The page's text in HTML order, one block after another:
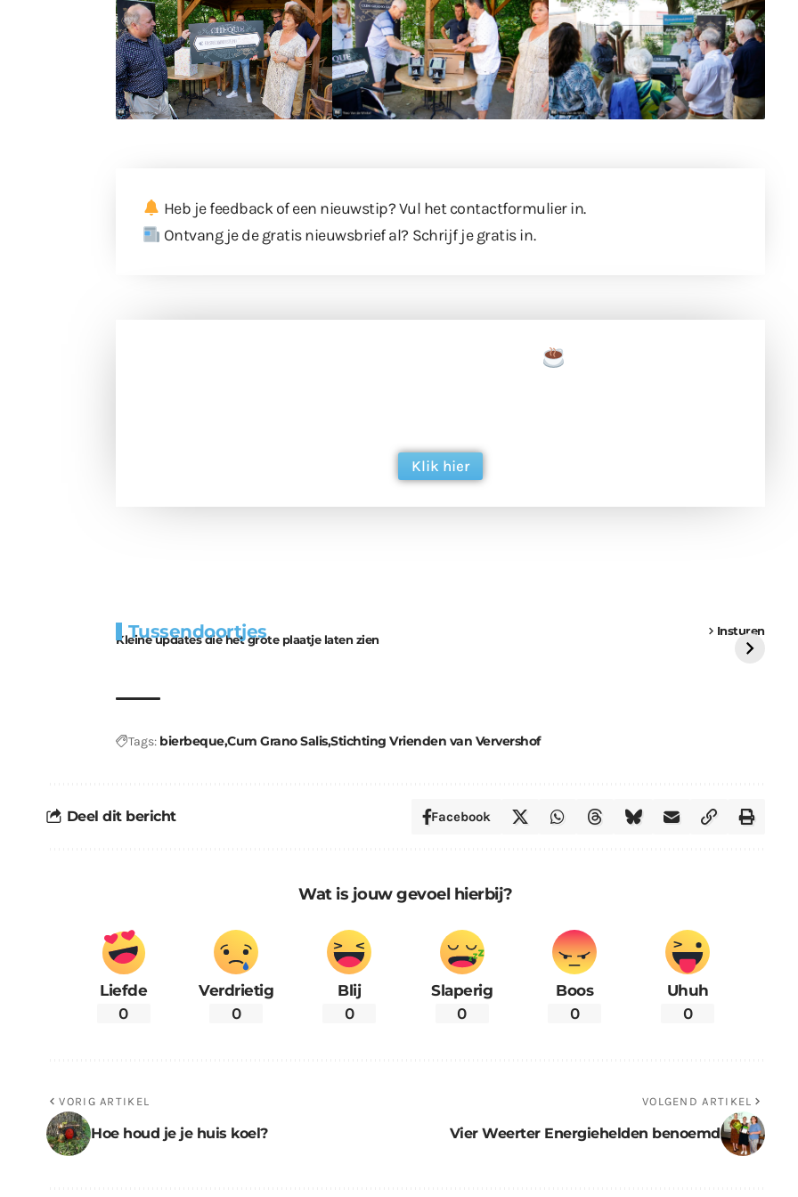
Heb je feedback of een nieuwstip? Vul het contactformulierin.
Ontvang je de gratis nieuwsbrief al? Schrijf je gratis in.
Klik hier
Tussendoortjes Insturen
Kleine updates die het grote plaatje laten zien
bouwmateriaal voor
kabouters
uitdaging
Tags: bierbequeCum Grano SalisStichting Vrienden van Ververshof
Deel dit bericht Facebook
Wat is jouw gevoel hierbij?
Liefde
0
Verdrietig
0
Blij
0
Slaperig
0
Boos
0
Uhuh
0
VORIG ARTIKEL
Hoe houd je je huis koel?
VOLGEND ARTIKEL
Vier Weerter Energiehelden benoemd